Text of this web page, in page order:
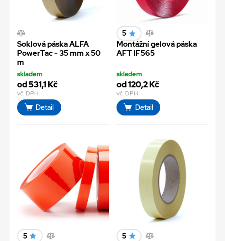
Soklová páska ALFA
PowerTac - 35 mm x 50
m
skladem
od 531,1 Kč
vč. DPH
Detail
5
Montážní gelová páska
AFT IF565
skladem
od 120,2 Kč
vč. DPH
Detail
5 5